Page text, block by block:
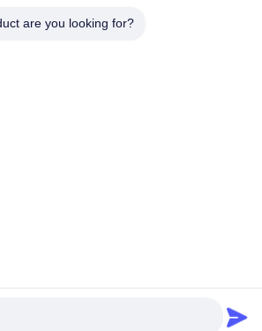
Powerplus General Equipment Co.,Ltd
are you looking for?